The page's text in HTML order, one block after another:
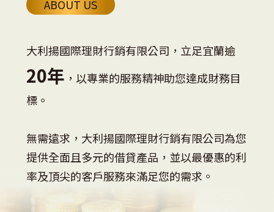
ABOUT US
大利揚國際理財行銷有限公司，立足宜蘭逾
20年 ，以專業的服務精神助您達成財務目
標。
無需遠求，大利揚國際理財行銷有限公司為您
提供全面且多元的借貸產品，並以最優惠的利
率及頂尖的客戶服務來滿足您的需求。